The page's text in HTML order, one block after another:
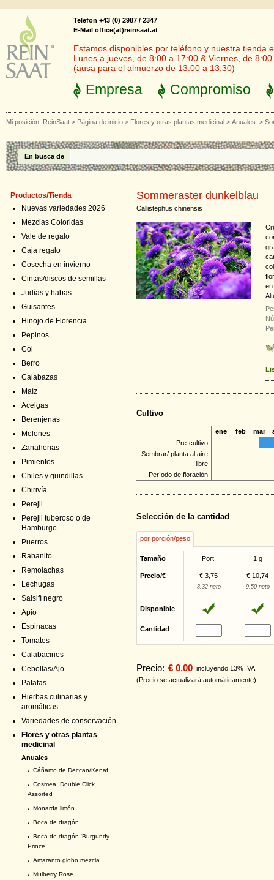
Telefon +43 (0) 2987 / 2347
E-Mail office(at)reinsaat.at
Estamos disponibles por teléfono y nuestra tienda
Lunes a jueves, de 8:00 a 17:00 & Viernes, de
(ausa para el almuerzo de 13:00 a 13:30)
Empresa Compromiso
Mi posición: ReinSaat > Página de inicio > Flores y otras plantas medicinal > Anuales >
En busca de
Productos/Tienda
Nuevas variedades 2026
Mezclas Coloridas
Vale de regalo
Caja regalo
Cosecha en invierno
Cintas/discos de semillas
Judías y habas
Guisantes
Hinojo de Florencia
Pepinos
Col
Berro
Calabazas
Maíz
Acelgas
Berenjenas
Melones
Zanahorias
Pimientos
Chiles y guindillas
Chirivía
Perejil
Perejil tuberoso o de
Hamburgo
Puerros
Rabanito
Remolachas
Lechugas
Salsifí negro
Apio
Espinacas
Tomates
Calabacines
Cebollas/Ajo
Patatas
Hierbas culinarias y
aromáticas
Variedades de conservación
Flores y otras plantas
medicinal
Anuales
› Cáñamo de Deccan/Kenaf
› Cosmea, Double Click
Assorted
› Monarda limón
› Boca de dragón
› Boca de dragón ‘Burgundy
Prince’
› Amaranto globo mezcla
› Mulberry Rose
Sommeraster dunkelblau
Callistephus chinensis
en
Cultivo
ene feb mar
Pre-cultivo
Sembrar/ planta al aire
libre
Período de floración
Selección de la cantidad
por porción/peso
Tamaño Port. 1 g
Precio/€ € 3,75 € 10,74
3,32 neto 9,50 neto
Disponible
Cantidad
Precio: € 0,00 incluyendo 13% IVA
(Precio se actualizará automáticamente)